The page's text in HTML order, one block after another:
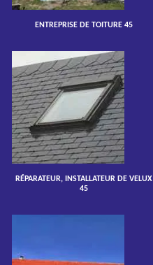
ENTREPRISE DE TOITURE 45
RÉPARATEUR, INSTALLATEUR DE VELUX
45